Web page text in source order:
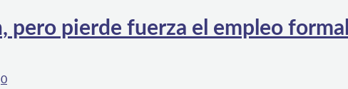
pero pierde fuerza el empleo formal
0